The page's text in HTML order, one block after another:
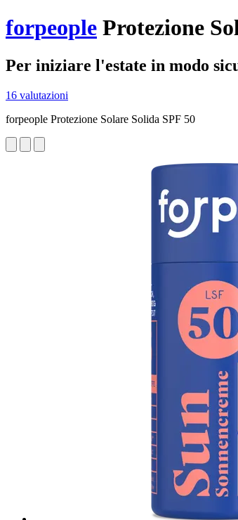
forpeople Protezione
Per iniziare l'estate in modo
16 valutazioni
forpeople Protezione Solare Solida SPF 50